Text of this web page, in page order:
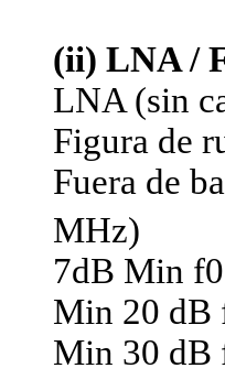
(ii) LNA /
LNA (sin
Figura de
Fuera de
MHz)
7dB Min
Min 20 dB
Min 30 dB